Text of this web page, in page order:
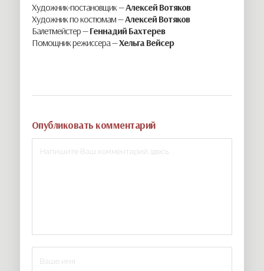
Художник-постановщик —Алексей Вотяков
Художник по костюмам —Алексей Вотяков
Балетмейстер —Геннадий Бахтерев
Помощник режиссера —Хельга Вейсер
Опубликовать комментарий